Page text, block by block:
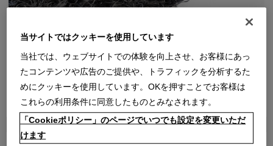
● ● ● ● ●
商品属性
家具
当サイトではクッキーを使用しています
当社では、ウェブサイトでの体験を向上させ、お客様にあっ
たコンテンツや広告のご提供や、トラフィックを分析するた
めにクッキーを使用しています。OKを押すことでお客様は
これらの利用条件に同意したものとみなされます。
「Cookieポリシー」のページでいつでも設定を変更いただ
けます